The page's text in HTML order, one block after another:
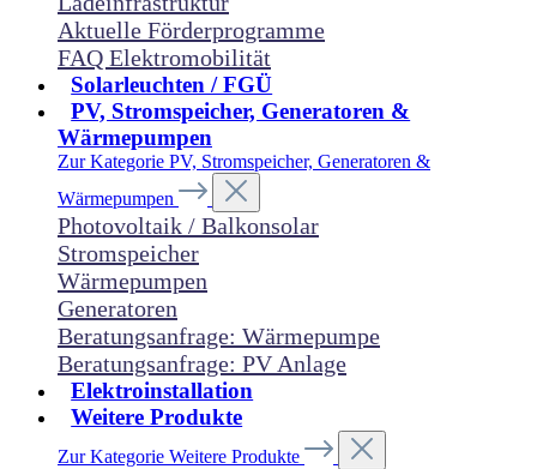
Aktuelle Förderprogramme
FAQ Elektromobilität
Solarleuchten / FGÜ
PV, Stromspeicher, Generatoren &
Wärmepumpen
Zur Kategorie PV, Stromspeicher, Generatoren &
Wärmepumpen
Photovoltaik / Balkonsolar
Stromspeicher
Wärmepumpen
Generatoren
Beratungsanfrage: Wärmepumpe
Beratungsanfrage: PV Anlage
Elektroinstallation
Weitere Produkte
Zur Kategorie Weitere Produkte